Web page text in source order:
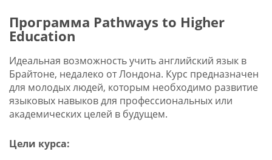
Программа Pathways to Higher
Education
Идеальная возможность учить английский язык в
Брайтоне, недалеко от Лондона. Курс предназначен
для молодых людей, которым необходимо развитие
языковых навыков для профессиональных или
академических целей в будущем.
Цели курса: